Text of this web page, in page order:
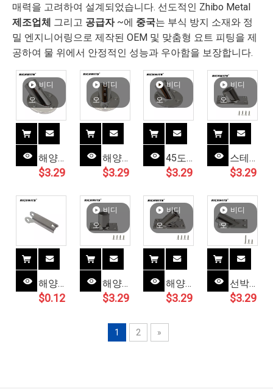
매력을 고려하여 설계되었습니다. 선도적인 Zhibo Metal
제조업체 그리고 공급자~에 중국는 부식 방지 소재와 정
밀 엔지니어링으로 제작된 OEM 및 맞춤형 요트 피팅을 제
공하여 물 위에서 안정적인 성능과 우아함을 보장합니다.
비디
오
해양
30도
베이
스
316
스테
인레
스 스
$3.29
비디
오
해양
60도
레일
베이
스
316
스테
인레
스 스
$3.29
비디
오
45도
해양
피팅
베이
스
316
스테
인레
스 스
$3.29
비디
오
스테
인레
틸
316
해양
액세
서리
60도
레일
$3.29
해양
하드
$0.12
비디
오
해양
하드
스테
인레
$3.29
비디
오
해양
하드
인레
$3.29
비디
오
선박
요트
$3.29
1 2 »